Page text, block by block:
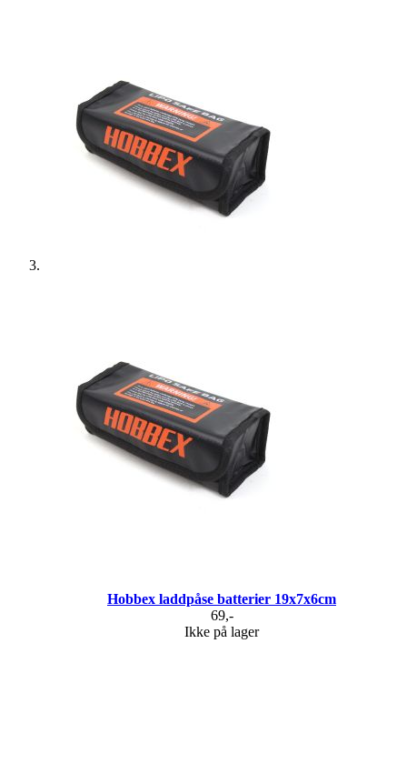
Hobbex laddpåse batterier 19x7x6cm
69,-
Ikke på lager